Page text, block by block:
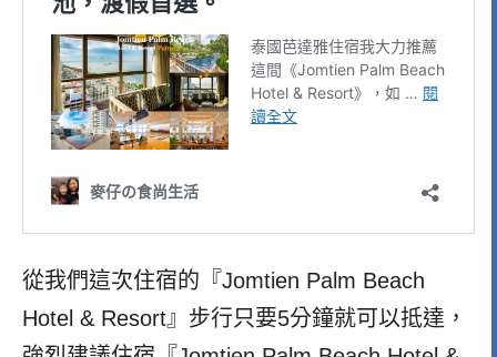
從我們這次住宿的『Jomtien Palm Beach
Hotel & Resort』步行只要5分鐘就可以抵達，